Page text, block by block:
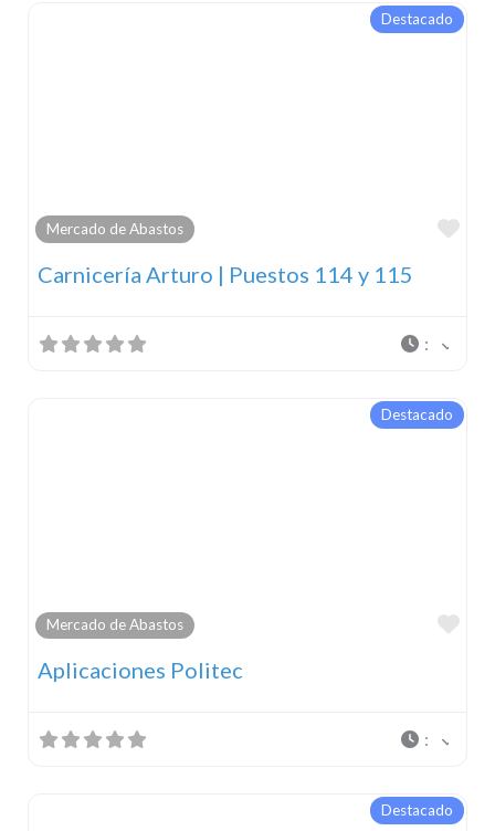
Destacado
Mercado de Abastos
Carnicería Arturo | Puestos 114 y 115
:
Destacado
Mercado de Abastos
Aplicaciones Politec
:
Destacado